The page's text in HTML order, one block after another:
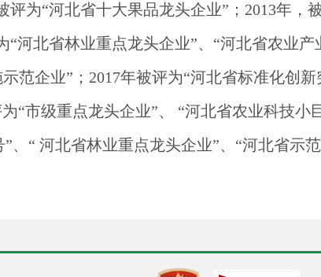
评为“河北省十大果品龙头企业”；2013年，
“河北省林业重点龙头企业”、“河北省农业
范企业”；2017年被评为“河北省标准化创
“市级重点龙头企业”、 “河北省农业科技小
、“ 河北省林业重点龙头企业”、“河北省示范